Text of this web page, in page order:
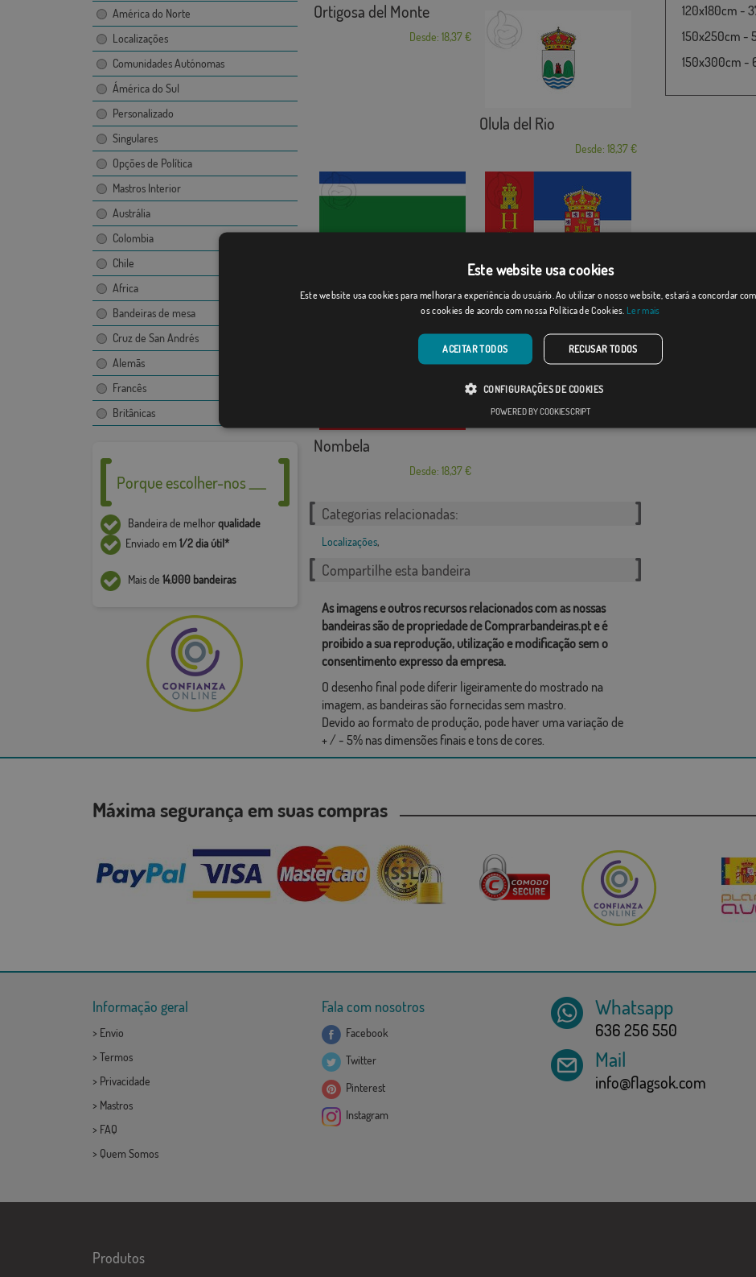
América do Norte
Localizações
Comunidades Autónomas
Ámérica do Sul
Personalizado
Singulares
Opções de Política
Mastros Interior
Austrália
Colombia
Chile
Africa
Bandeiras de mesa
Cruz de San Andrés
Alemãs
Francês
Britânicas
Porque escolher-nos ___
Bandeira de melhorqualidade
Enviado em1/2 dia útil*
Mais de 14.000 bandeiras
Ortigosa del Monte
Desde: 18,37 €
Olula del Rio
Desde: 18,37 €
Desde: 18,37 € Desde: 18,37 €
Nombela
Desde: 18,37 €
Categorias relacionadas:
Localizações,
Compartilhe esta bandeira
As imagens e outros recursos relacionados com as nossas
bandeiras são de propriedade de Comprarbandeiras.pt e é
proibido a sua reprodução, utilização e modificação sem o
consentimento expresso da empresa.
O desenho final pode diferir ligeiramente do mostrado na
imagem, as bandeiras são fornecidas sem mastro.
Devido ao formato de produção, pode haver uma variação de
+ / - 5% nas dimensões finais e tons de cores.
120x180cm -
150x250cm -
150x300cm -
Máxima segurança em suas compras
Informação geral
> Envio
> Termos
> Privacidade
> Mastros
> FAQ
> Quem Somos
Fala com nosotros
Facebook
Twitter
Pinterest
Instagram
Whatsapp
636 256 550
Mail
info@flagsok.com
Produtos
Este website usa cookies
Este website usa cookies para melhorar a experiência do usuário. Ao utilizar o nosso website, estará a concordar
os cookies de acordo com nossa Política de Cookies. Ler mais
ACEITAR TODOS RECUSAR TODOS
CONFIGURAÇÕES DE COOKIES
POWERED BY COOKIESCRIPT